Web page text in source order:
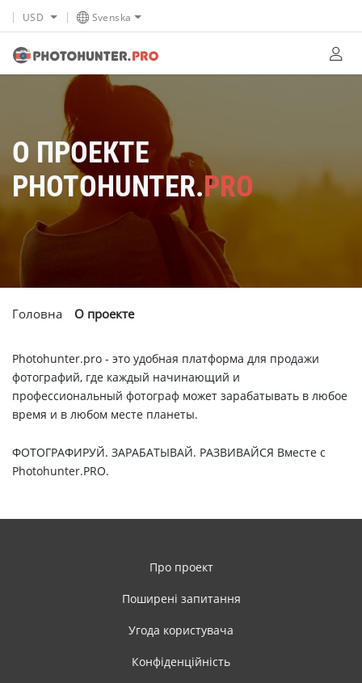
USD Svenska
О ПРОЕКТЕ
PHOTOHUNTER.PRO
Головна О проекте
Photohunter.pro - это удобная платформа для продажи
фотографий, где каждый начинающий и
профессиональный фотограф может зарабатывать в любое
время и в любом месте планеты.
ФОТОГРАФИРУЙ. ЗАРАБАТЫВАЙ. РАЗВИВАЙСЯ Вместе с
Photohunter.PRO.
Про проект
Поширені запитання
Угода користувача
Конфіденційність